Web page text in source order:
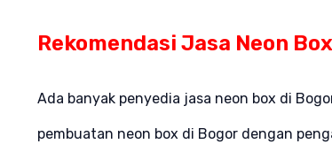
Rekomendasi Jasa Neon
Ada banyak penyedia jasa neon box di
pembuatan neon box di Bogor dengan